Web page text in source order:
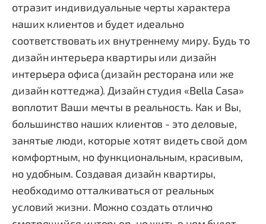
отразит индивидуальные черты характера
наших клиентов и будет идеально
соответствовать их внутреннему миру. Будь то
дизайн интерьера квартиры или дизайн
интерьера офиса (дизайн ресторана или же
дизайн коттеджа). Дизайн студия «Bella Casa»
воплотит Ваши мечты в реальность. Как и Вы,
большинство наших клиентов - это деловые,
занятые люди, которые хотят видеть свой дом
комфортным, но функциональным, красивым,
но удобным. Создавая дизайн квартиры,
необходимо отталкиваться от реальных
условий жизни. Можно создать отлично